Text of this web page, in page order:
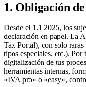
1. Obligación
Desde el 1.1.2025, los
declaración en papel. La
Tax Portal), con solo
tipos especiales, etc.).
digitalización de tus
herramientas internas,
«IVA pro» o «easy»,